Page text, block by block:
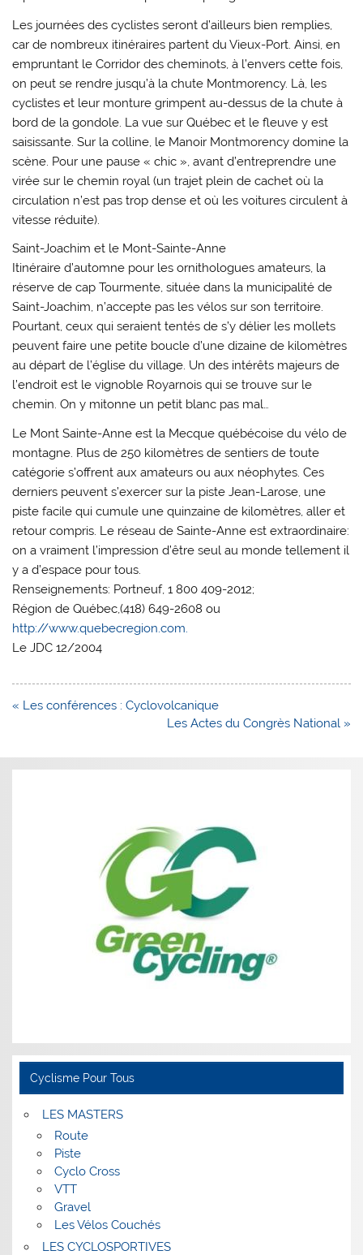
Les journées des cyclistes seront d’ailleurs bien remplies,
car de nombreux itinéraires partent du Vieux-Port. Ainsi, en
empruntant le Corridor des cheminots, à l’envers cette fois,
on peut se rendre jusqu’à la chute Montmorency. Là, les
cyclistes et leur monture grimpent au-dessus de la chute à
bord de la gondole. La vue sur Québec et le fleuve y est
saisissante. Sur la colline, le Manoir Montmorency domine la
scène. Pour une pause « chic », avant d’entreprendre une
virée sur le chemin royal (un trajet plein de cachet où la
circulation n’est pas trop dense et où les voitures circulent à
vitesse réduite).
Saint-Joachim et le Mont-Sainte-Anne
Itinéraire d’automne pour les ornithologues amateurs, la
réserve de cap Tourmente, située dans la municipalité de
Saint-Joachim, n’accepte pas les vélos sur son territoire.
Pourtant, ceux qui seraient tentés de s’y délier les mollets
peuvent faire une petite boucle d’une dizaine de kilomètres
au départ de l’église du village. Un des intérêts majeurs de
l’endroit est le vignoble Royarnois qui se trouve sur le
chemin. On y mitonne un petit blanc pas mal…
Le Mont Sainte-Anne est la Mecque québécoise du vélo de
montagne. Plus de 250 kilomètres de sentiers de toute
catégorie s’offrent aux amateurs ou aux néophytes. Ces
derniers peuvent s’exercer sur la piste Jean-Larose, une
piste facile qui cumule une quinzaine de kilomètres, aller et
retour compris. Le réseau de Sainte-Anne est extraordinaire:
on a vraiment l’impression d’être seul au monde tellement il
y a d’espace pour tous.
Renseignements: Portneuf, 1 800 409-2012;
Région de Québec,(418) 649-2608 ou
http://www.quebecregion.com.
Le JDC 12/2004
Navigation
« Les conférences : Cyclovolcanique
Les Actes du Congrès National »
Cyclisme Pour Tous
LES MASTERS
Route
Piste
Cyclo Cross
VTT
Gravel
Les Vélos Couchés
LES CYCLOSPORTIVES